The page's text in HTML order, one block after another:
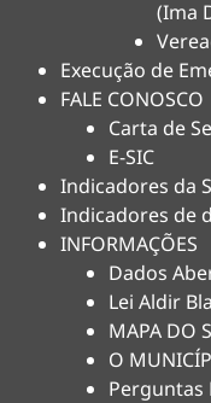
(Ima
Execução de
FALE CONOSCO
Carta de
E-SIC
Indicadores da
Indicadores de
INFORMAÇÕES
Dados
Lei Aldir
MAPA DO
O
Perguntas